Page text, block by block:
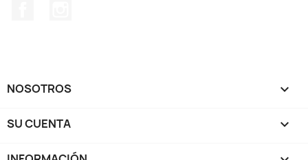
NOSOTROS 
SU CUENTA 